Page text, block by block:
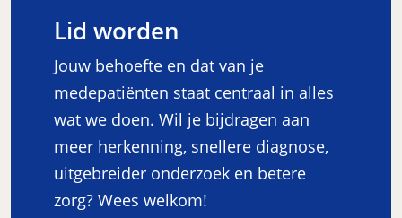
Lid worden
Jouw behoefte en dat van je
medepatiënten staat centraal in alles
wat we doen. Wil je bijdragen aan
meer herkenning, snellere diagnose,
uitgebreider onderzoek en betere
zorg? Wees welkom!